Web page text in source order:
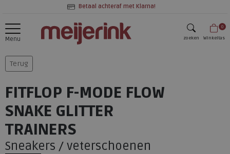
Betaal achteraf met Klarna!
Menu zoeken
0
Winkeltas
Terug
FITFLOP F-MODE FLOW
SNAKE GLITTER
TRAINERS
Sneakers / veterschoenen